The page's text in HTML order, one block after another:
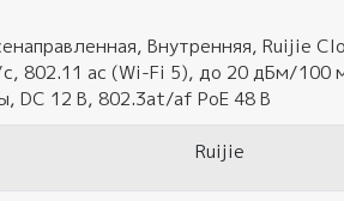
Внутренняя, Ruijie
802.11 ac (Wi-Fi 5), до 20 дБм/
DC 12 В, 802.3at/af PoE 48 В
Ruijie